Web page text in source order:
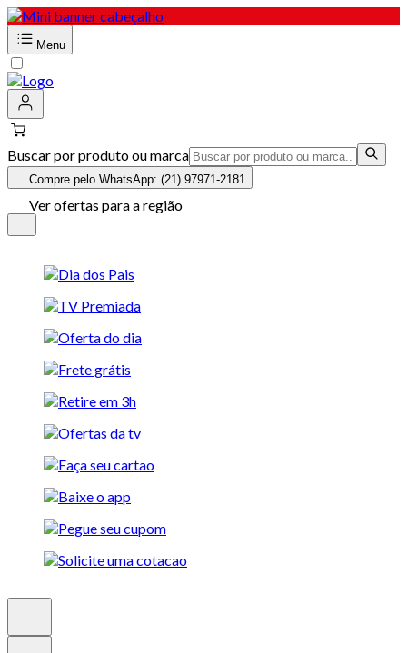
Menu
Buscar por produto ou marca
Compre pelo WhatsApp: (21) 97971-2181
Ver ofertas para a região